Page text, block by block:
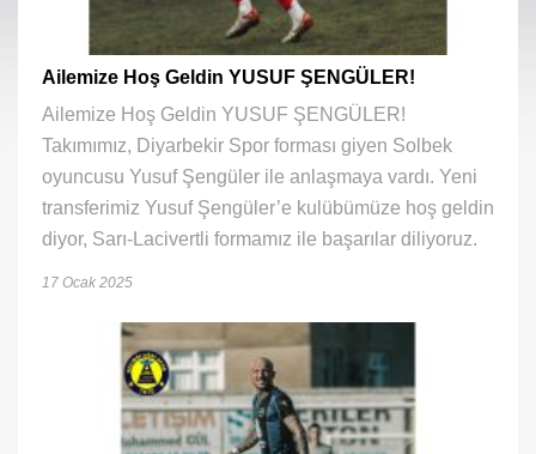
Ailemize Hoş Geldin YUSUF ŞENGÜLER!
Ailemize Hoş Geldin YUSUF ŞENGÜLER!
Takımımız, Diyarbekir Spor forması giyen Solbek
oyuncusu Yusuf Şengüler ile anlaşmaya vardı. Yeni
transferimiz Yusuf Şengüler’e kulübümüze hoş geldin
diyor, Sarı-Lacivertli formamız ile başarılar diliyoruz.
17 Ocak 2025